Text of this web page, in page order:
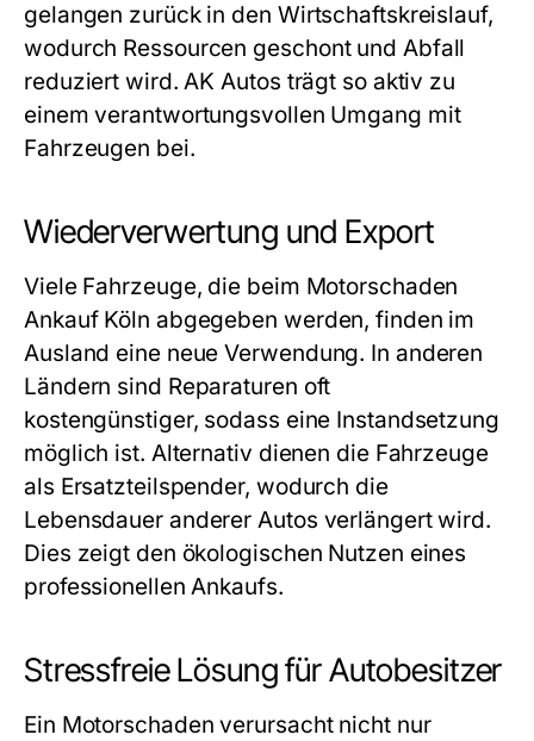
gelangen zurück in den Wirtschaftskreislauf,
wodurch Ressourcen geschont und Abfall
reduziert wird. AK Autos trägt so aktiv zu
einem verantwortungsvollen Umgang mit
Fahrzeugen bei.
Wiederverwertung und Export
Viele Fahrzeuge, die beim Motorschaden
Ankauf Köln abgegeben werden, finden im
Ausland eine neue Verwendung. In anderen
Ländern sind Reparaturen oft
kostengünstiger, sodass eine Instandsetzung
möglich ist. Alternativ dienen die Fahrzeuge
als Ersatzteilspender, wodurch die
Lebensdauer anderer Autos verlängert wird.
Dies zeigt den ökologischen Nutzen eines
professionellen Ankaufs.
Stressfreie Lösung für Autobesitzer
Ein Motorschaden verursacht nicht nur